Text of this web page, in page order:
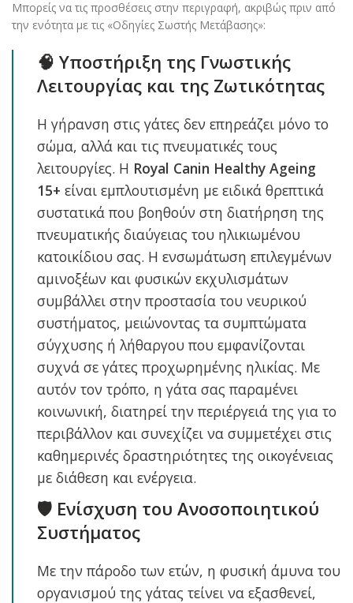
Μπορείς να τις προσθέσεις στην περιγραφή, ακριβώς πριν από
την ενότητα με τις «Οδηγίες Σωστής Μετάβασης»:
🧠 Υποστήριξη της Γνωστικής
Λειτουργίας και της Ζωτικότητας
Η γήρανση στις γάτες δεν επηρεάζει μόνο το
σώμα, αλλά και τις πνευματικές τους
λειτουργίες. Η Royal Canin Healthy Ageing
15+ είναι εμπλουτισμένη με ειδικά θρεπτικά
συστατικά που βοηθούν στη διατήρηση της
πνευματικής διαύγειας του ηλικιωμένου
κατοικίδιου σας. Η ενσωμάτωση επιλεγμένων
αμινοξέων και φυσικών εκχυλισμάτων
συμβάλλει στην προστασία του νευρικού
συστήματος, μειώνοντας τα συμπτώματα
σύγχυσης ή λήθαργου που εμφανίζονται
συχνά σε γάτες προχωρημένης ηλικίας. Με
αυτόν τον τρόπο, η γάτα σας παραμένει
κοινωνική, διατηρεί την περιέργειά της για το
περιβάλλον και συνεχίζει να συμμετέχει στις
καθημερινές δραστηριότητες της οικογένειας
με διάθεση και ενέργεια.
🛡️ Ενίσχυση του Ανοσοποιητικού
Συστήματος
Με την πάροδο των ετών, η φυσική άμυνα του
οργανισμού της γάτας τείνει να εξασθενεί,